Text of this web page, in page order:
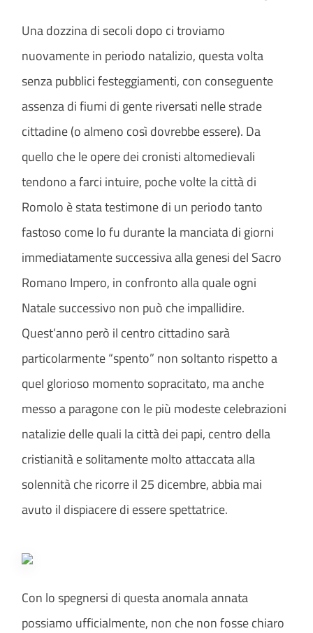
Una dozzina di secoli dopo ci troviamo
nuovamente in periodo natalizio, questa volta
senza pubblici festeggiamenti, con conseguente
assenza di fiumi di gente riversati nelle strade
cittadine (o almeno così dovrebbe essere). Da
quello che le opere dei cronisti altomedievali
tendono a farci intuire, poche volte la città di
Romolo è stata testimone di un periodo tanto
fastoso come lo fu durante la manciata di giorni
immediatamente successiva alla genesi del Sacro
Romano Impero, in confronto alla quale ogni
Natale successivo non può che impallidire.
Quest’anno però il centro cittadino sarà
particolarmente “spento” non soltanto rispetto a
quel glorioso momento sopracitato, ma anche
messo a paragone con le più modeste celebrazioni
natalizie delle quali la città dei papi, centro della
cristianità e solitamente molto attaccata alla
solennità che ricorre il 25 dicembre, abbia mai
avuto il dispiacere di essere spettatrice.
Con lo spegnersi di questa anomala annata
possiamo ufficialmente, non che non fosse chiaro